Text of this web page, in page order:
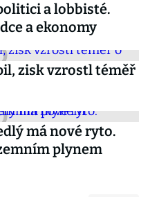
a lobbisté.
a ekonomy
zisk vzrostl téměř
má nové ryto.
plynem